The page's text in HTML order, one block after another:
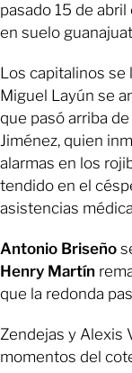
pasado 15 de
en suelo
Los capitalinos se
Miguel Layún se
que pasó arriba
Jiménez, quien
alarmas en los
tendido en el
asistencias
Antonio Briseño
Henry Martín
que la redonda
Zendejas y Alexis
momentos del